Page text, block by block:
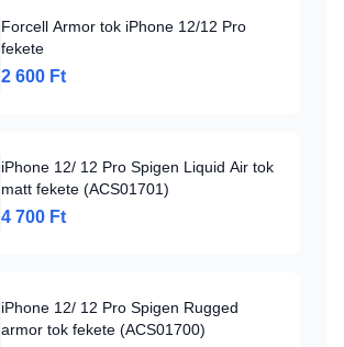
Forcell Armor tok iPhone 12/12 Pro
fekete
2 600 Ft
iPhone 12/ 12 Pro Spigen Liquid Air tok
matt fekete (ACS01701)
4 700 Ft
iPhone 12/ 12 Pro Spigen Rugged
armor tok fekete (ACS01700)